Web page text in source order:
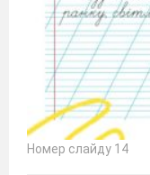
Номер слайду 14